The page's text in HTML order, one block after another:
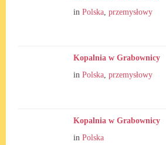
in Polska, przemysłowy
Kopalnia w Grabownicy
in Polska, przemysłowy
Kopalnia w Grabownicy
in Polska